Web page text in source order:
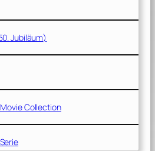
Jubiläum)
Collection